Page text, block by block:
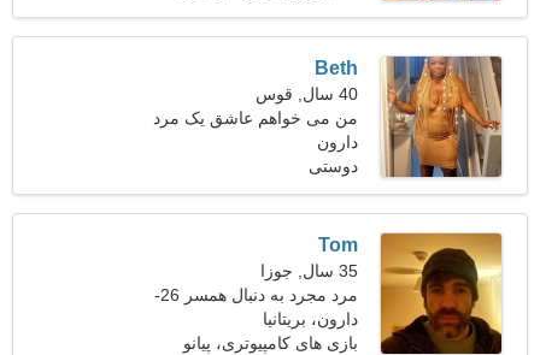
Beth
40 سال, قوس
من می خواهم عاشق یک مرد
خوش تیپ شوم
دارون
دوستی
Tom
35 سال, جوزا
مرد مجرد به دنبال همسر 26-
31
دارون، بریتانیا
بازی های کامپیوتری، پیانو